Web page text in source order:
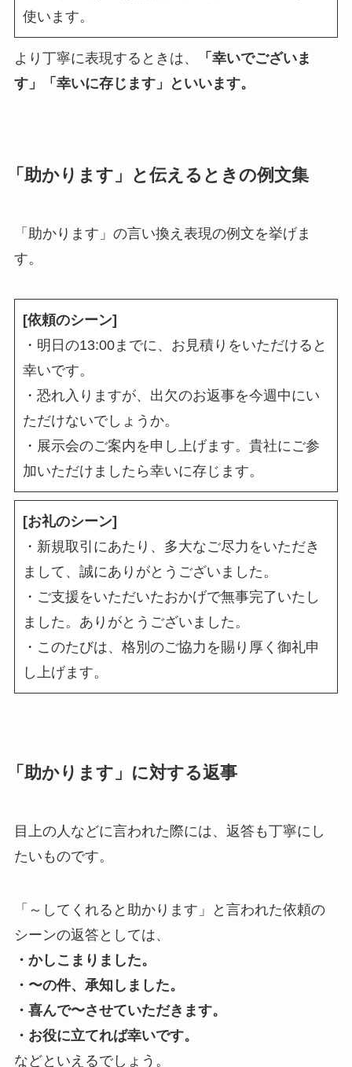
使います。
より丁寧に表現するときは、
「幸いでございま
す」「幸いに存じます」といいます。
「助かります」と伝えるときの例文集
「助かります」の言い換え表現の例文を挙げま
す。
[依頼のシーン]
・明日の13:00までに、お見積りをいただけると
幸いです。
・恐れ入りますが、出欠のお返事を今週中にい
ただけないでしょうか。
・展示会のご案内を申し上げます。貴社にご参
加いただけましたら幸いに存じます。
[お礼のシーン]
・新規取引にあたり、多大なご尽力をいただき
まして、誠にありがとうございました。
・ご支援をいただいたおかげで無事完了いたし
ました。ありがとうございました。
・このたびは、格別のご協力を賜り厚く御礼申
し上げます。
「助かります」に対する返事
目上の人などに言われた際には、返答も丁寧にし
たいものです。
「～してくれると助かります」と言われた依頼の
シーンの返答としては、
・かしこまりました。
・〜の件、承知しました。
・喜んで〜させていただきます。
・お役に立てれば幸いです。
などといえるでしょう。